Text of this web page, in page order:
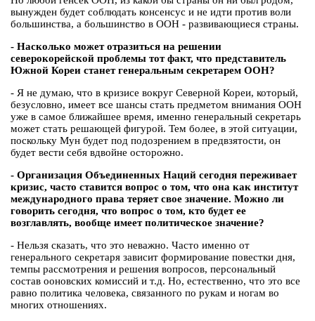
вынужден будет соблюдать консенсус и не идти против воли
большинства, а большинство в ООН - развивающиеся страны.
- Насколько может отразиться на решении
северокорейской проблемы тот факт, что представитель
Южной Кореи станет генеральным секретарем ООН?
- Я не думаю, что в кризисе вокруг Северной Кореи, который,
безусловно, имеет все шансы стать предметом внимания ООН
уже в самое ближайшее время, именно генеральный секретарь
может стать решающей фигурой. Тем более, в этой ситуации,
поскольку Мун будет под подозрением в предвзятости, он
будет вести себя вдвойне осторожно.
- Организация Объединенных Наций сегодня переживает
кризис, часто ставится вопрос о том, что она как институт
международного права теряет свое значение. Можно ли
говорить сегодня, что вопрос о том, кто будет ее
возглавлять, вообще имеет политическое значение?
- Нельзя сказать, что это неважно. Часто именно от
генерального секретаря зависит формирование повестки дня,
темпы рассмотрения и решения вопросов, персональный
состав ооновских комиссий и т.д. Но, естественно, что это все
равно политика человека, связанного по рукам и ногам во
многих отношениях.